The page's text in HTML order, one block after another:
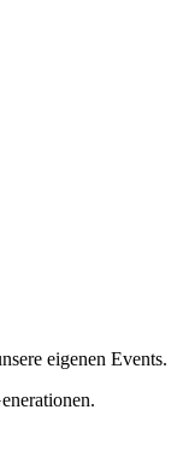
eigenen Events.